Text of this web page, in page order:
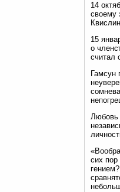
14
своему
15
о
считал
Гамсун
Любовь
сих пор